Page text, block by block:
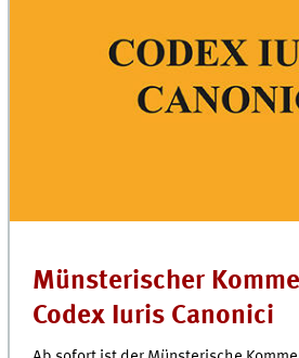
Münsterischer
Codex Iuris Canonici